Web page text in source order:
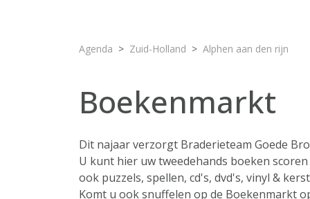
Agenda Zuid-Holland Alphen aan den rijn
Boekenmarkt
Dit najaar verzorgt Braderieteam Goede
U kunt hier uw tweedehands boeken
ook puzzels, spellen, cd's, dvd's, vinyl &
Komt u ook snuffelen op de Boekenmarkt